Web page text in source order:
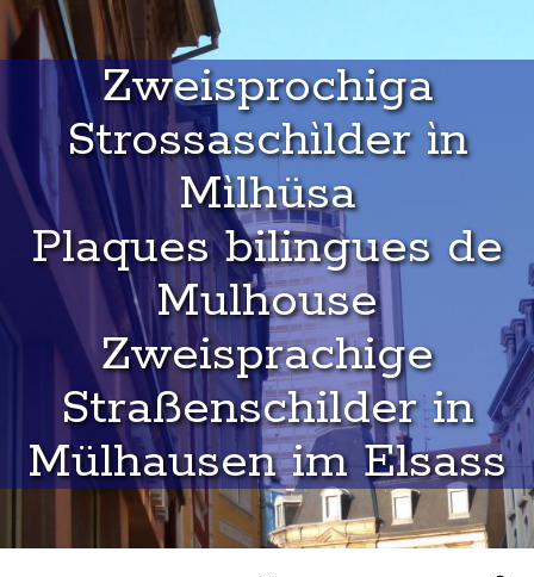
Zweisprochiga
Strossaschìlder ìn
Mìlhüsa
Plaques bilingues de
Mulhouse
Zweisprachige
Straßenschilder in
Mülhausen im Elsass